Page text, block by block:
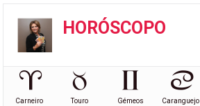
HORÓSCOPO
Carneiro Touro Gémeos Caranguejo